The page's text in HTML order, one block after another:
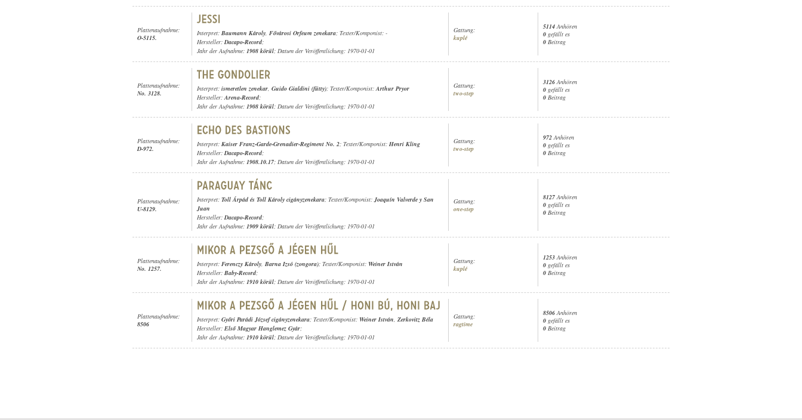
Plattenaufnahme:
O-5115.
Interpret: Baumann Károly, Fővárosi Orfeum zenekara; Texter/Komponist: -
Hersteller:Dacapo-Record;
Jahr der Aufnahme: 1908 körül; Datum der Veröffentlichung: 1970-01-01
Gattung:
kuplé
5114 Anhören
0 gefällt es
0 Beitrag
Plattenaufnahme:
No. 3128.
Interpret: ismeretlen zenekar, Guido Gialdini (fütty); Texter/Komponist:Arthur Pryor
Hersteller:Arena-Record;
Jahr der Aufnahme: 1908 körül; Datum der Veröffentlichung: 1970-01-01
Gattung:
two-step
3126 Anhören
0 gefällt es
0 Beitrag
Plattenaufnahme:
D-972.
Interpret: Kaiser Franz-Garde-Grenadier-Regiment No. 2; Texter/Komponist: Henri Kling
Hersteller:Dacapo-Record;
Jahr der Aufnahme: 1908.10.17; Datum der Veröffentlichung: 1970-01-01
Gattung:
two-step
972 Anhören
0 gefällt es
0 Beitrag
Plattenaufnahme:
U-8129.
Interpret: Toll Árpád és Toll Károly cigányzenekara; Texter/Komponist:Joaquín Valverde y San
Juan
Hersteller:Dacapo-Record;
Jahr der Aufnahme: 1909 körül; Datum der Veröffentlichung: 1970-01-01
Gattung:
one-step
8127Anhören
0 gefällt es
0 Beitrag
Plattenaufnahme:
No. 1257.
Interpret: Ferenczy Károly, Barna Izsó (zongora); Texter/Komponist: Weiner István
Hersteller: Baby-Record;
Jahr der Aufnahme: 1910 körül; Datum der Veröffentlichung: 1970-01-01
Gattung:
kuplé
1253 Anhören
0 gefällt es
0 Beitrag
Plattenaufnahme:
8506
Interpret: Győri Parádi József cigányzenekara; Texter/Komponist: Weiner István, Zerkovitz Béla
Hersteller: Első Magyar Hanglemez Gyár;
Jahr der Aufnahme: 1910 körül; Datum der Veröffentlichung: 1970-01-01
Gattung:
ragtime
8506 Anhören
0 gefällt es
0 Beitrag